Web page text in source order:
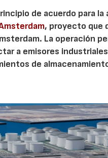
de acuerdo para
, proyecto que
La operación
a emisores
de